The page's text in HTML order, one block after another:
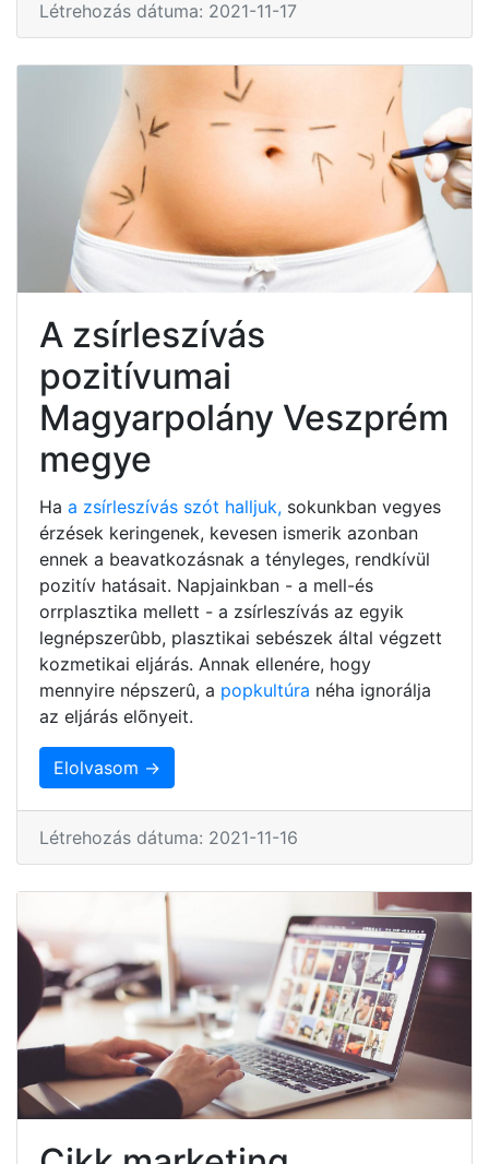
Létrehozás dátuma: 2021-11-17
A zsírleszívás
pozitívumai
Magyarpolány Veszprém
megye
Ha a zsírleszívás szót halljuk, sokunkban vegyes
érzések keringenek, kevesen ismerik azonban
ennek a beavatkozásnak a tényleges, rendkívül
pozitív hatásait. Napjainkban - a mell-és
orrplasztika mellett - a zsírleszívás az egyik
legnépszerûbb, plasztikai sebészek által végzett
kozmetikai eljárás. Annak ellenére, hogy
mennyire népszerû, a popkultúra néha ignorálja
az eljárás elõnyeit.
Elolvasom →
Létrehozás dátuma: 2021-11-16